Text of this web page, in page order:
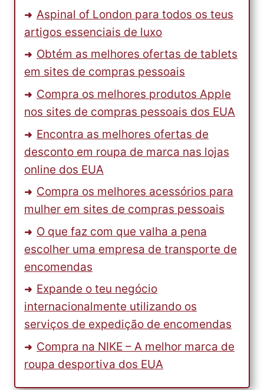
Aspinal of London para todos os teus
artigos essenciais de luxo
Obtém as melhores ofertas de tablets
em sites de compras pessoais
Compra os melhores produtos Apple
nos sites de compras pessoais dos EUA
Encontra as melhores ofertas de
desconto em roupa de marca nas lojas
online dos EUA
Compra os melhores acessórios para
mulher em sites de compras pessoais
O que faz com que valha a pena
escolher uma empresa de transporte de
encomendas
Expande o teu negócio
internacionalmente utilizando os
serviços de expedição de encomendas
Compra na NIKE – A melhor marca de
roupa desportiva dos EUA